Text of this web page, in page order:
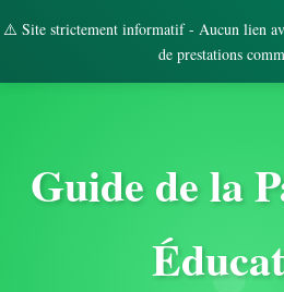
⚠️ Site strictement informatif - Aucun lien
de prestations
Guide de la